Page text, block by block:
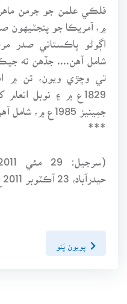
تي وڇڙي ويون، تن ۾
1829ع ۾ ۽ نوبل
***
حيدرآباد، 23 آڪٽوبر 2011ع)
پويون پَنو